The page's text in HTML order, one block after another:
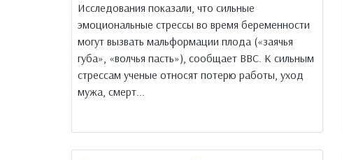
Исследования показали, что сильные
эмоциональные стрессы во время беременности
могут вызвать мальформации плода («заячья
губа», «волчья пасть»), сообщает ВВС. К сильным
стрессам ученые относят потерю работы, уход
мужа, смерт...